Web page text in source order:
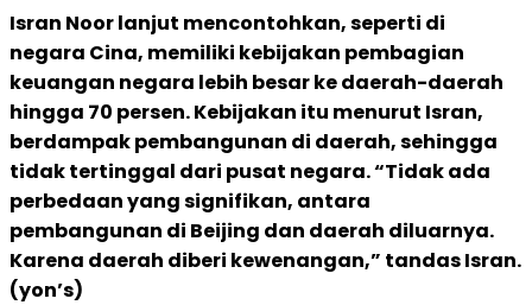
Isran Noor lanjut mencontohkan, seperti di
negara Cina, memiliki kebijakan pembagian
keuangan negara lebih besar ke daerah-daerah
hingga 70 persen. Kebijakan itu menurut Isran,
berdampak pembangunan di daerah, sehingga
tidak tertinggal dari pusat negara.“Tidak ada
perbedaan yang signifikan, antara
pembangunan di Beijing dan daerah diluarnya.
Karena daerah diberi kewenangan,” tandas Isran.
(yon’s)